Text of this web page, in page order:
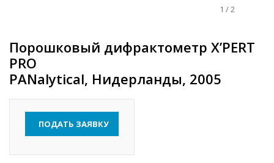
1 /2
Порошковый дифрактометр X’PERT
PRO
PANalytical, Нидерланды, 2005
ПОДАТЬ ЗАЯВКУ